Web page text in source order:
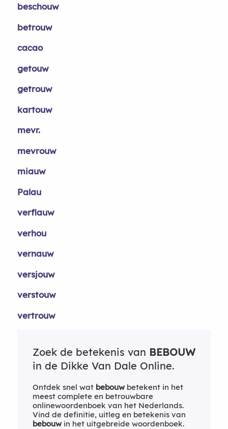
beschouw
betrouw
cacao
getouw
getrouw
kartouw
mevr.
mevrouw
miauw
Palau
verflauw
verhou
vernauw
versjouw
verstouw
vertrouw
Zoek de betekenis van BEBOUW
in de Dikke Van Dale Online.
Ontdek snel wat bebouwbetekent in het
meest complete en betrouwbare
onlinewoordenboek van het Nederlands.
Vind de definitie, uitleg en betekenis van
bebouwin het uitgebreide woordenboek.